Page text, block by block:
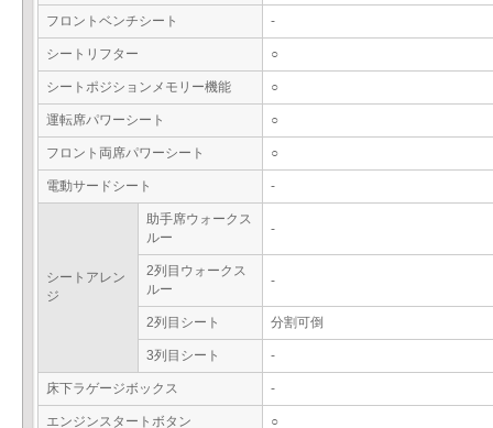
フロントベンチシート -
シートリフター ○
シートポジションメモリー機能 ○
運転席パワーシート ○
フロント両席パワーシート ○
電動サードシート -
シートアレン
ジ
助手席ウォークス
ルー
-
2列目ウォークス
ルー
-
2列目シート 分割可倒
3列目シート -
床下ラゲージボックス -
エンジンスタートボタン ○